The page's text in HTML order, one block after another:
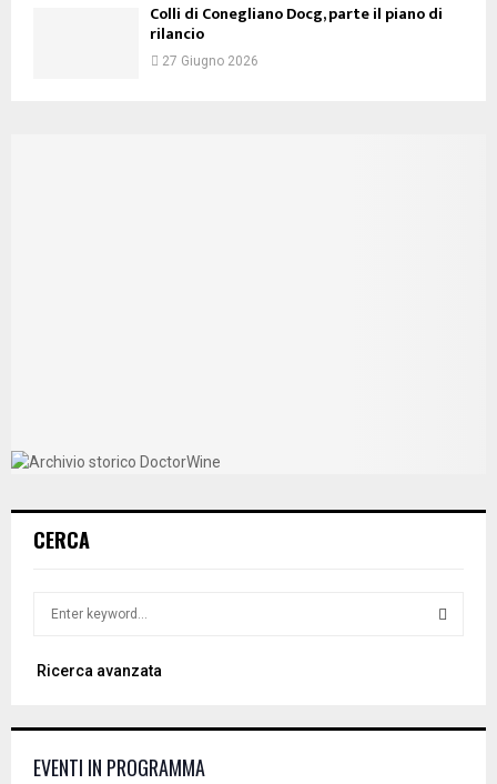
Colli di Conegliano Docg, parte il piano di
rilancio
27 Giugno 2026
CERCA
r
o
Ricerca avanzata
EVENTI IN PROGRAMMA